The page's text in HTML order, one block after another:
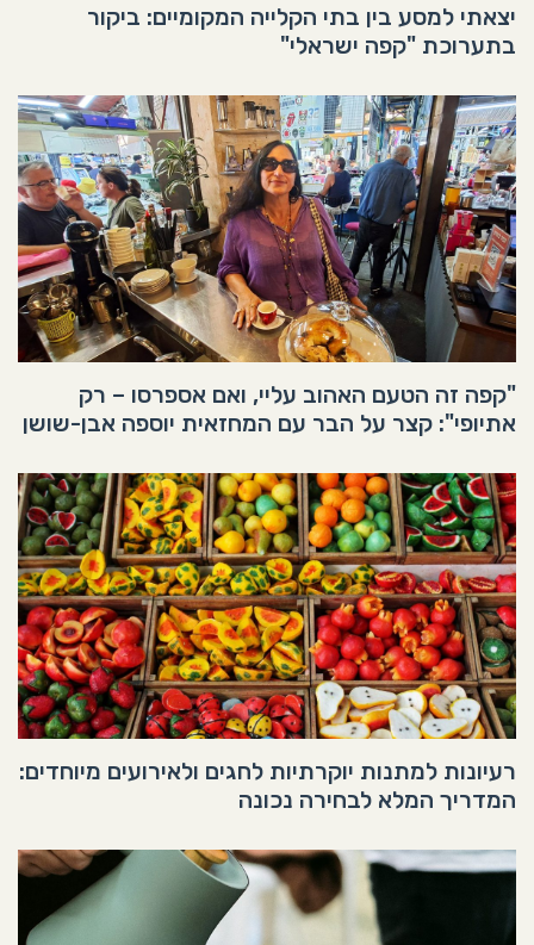
יצאתי למסע בין בתי הקלייה המקומיים: ביקור
בתערוכת "קפה ישראלי"
"קפה זה הטעם האהוב עליי, ואם אספרסו – רק
אתיופי": קצר על הבר עם המחזאית יוספה אבן-שושן
רעיונות למתנות יוקרתיות לחגים ולאירועים מיוחדים:
המדריך המלא לבחירה נכונה